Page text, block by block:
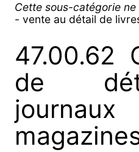
Cette sous-catégorie
- vente au détail de
47.00.62
de